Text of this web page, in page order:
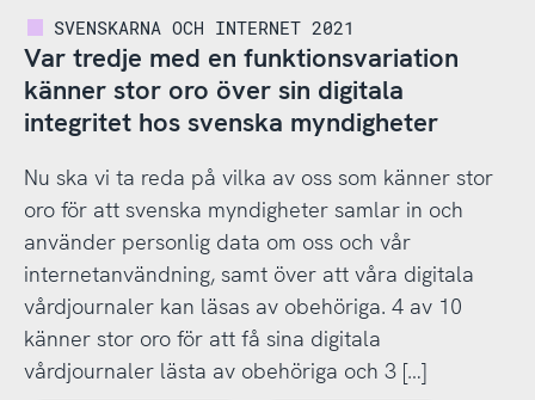
SVENSKARNA OCH INTERNET 2021
Var tredje med en funktionsvariation
känner stor oro över sin digitala
integritet hos svenska myndigheter
Nu ska vi ta reda på vilka av oss som känner stor
oro för att svenska myndigheter samlar in och
använder personlig data om oss och vår
internetanvändning, samt över att våra digitala
vårdjournaler kan läsas av obehöriga. 4 av 10
känner stor oro för att få sina digitala
vårdjournaler lästa av obehöriga och 3 […]